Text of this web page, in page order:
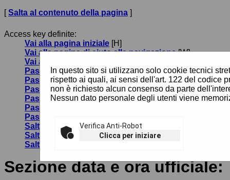
[Salta al contenuto della pagina ]
Access key definite:
Vai alla pagina iniziale [H]
Vai alla pagina di aiuto alla navigazione[W]
Vai alla mappa del sito
Passa al testo con caratteri di dimensione standard
Passa al testo con caratteri di dimensione grande[B]
Passa al testo con caratteri di dimensione molto
Passa alla visualizzazione grafica[G]
Passa alla visualizzazione solo testo
Passa alla visualizzazione in alto contrasto e solo
Salta alla ricerca di contenuti[S]
Salta al menù
Salta al contenuto della pagina
Sezione data e ora ufficiale:
In questo sito si utilizzano solo cookie tecnici
rispetto ai quali, ai sensi dell'art. 122 del codice
non è richiesto alcun consenso da parte
Nessun dato personale degli utenti viene
Verifica Anti-Robot
Clicca per iniziare